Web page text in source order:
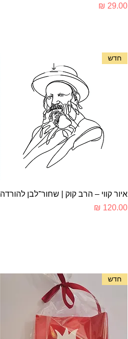
מחיר
תצוגה מהירה
חדש
איור קווי – הרב קוק | שחור־לבן להורדה
מחיר
חדש